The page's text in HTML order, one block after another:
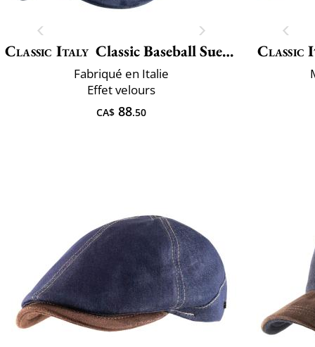
Classic Italy Classic Baseball Suedine
Fabriqué en Italie
Effet velours
CA$ 88.50
Classic